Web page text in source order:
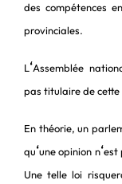
des compétences
provinciales.
L‘Assemblée
pas titulaire de cette
En théorie, un
qu‘une opinion n‘est
Une telle loi